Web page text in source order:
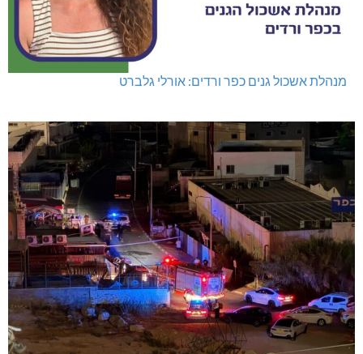
מנהלת אשכול גנים כפר ורדים: אורלי גלברט